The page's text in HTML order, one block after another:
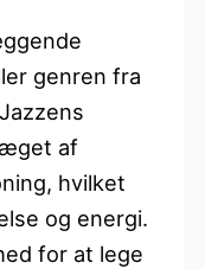
genren fra
af
hvilket
og energi.
for at lege